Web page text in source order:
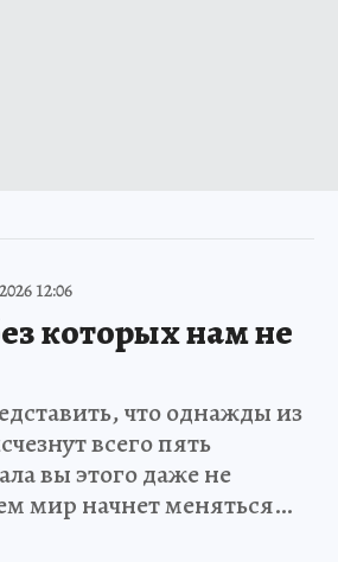
12:06
которых нам не
что однажды из
всего пять
вы этого даже не
мир начнет меняться…